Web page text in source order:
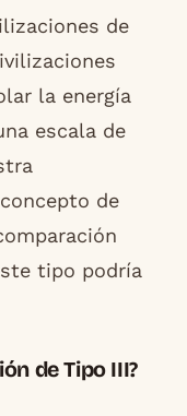
de
la energía
escala de
de
tipo podría
de Tipo III?